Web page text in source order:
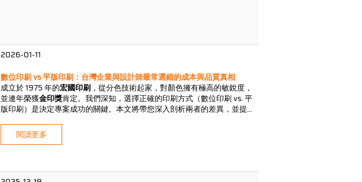
2026-01-11
數位印刷 vs 平版印刷：台灣企業與設計師最常選錯的成本與品質真相
成立於 1975 年的宏國印刷 ，從分色技術起家，對顏色擁有極高的敏銳度，
並連年榮獲金印獎肯定。我們深知，選擇正確的印刷方式（數位印刷 vs. 平
版印刷）是決定專案成功的關鍵。本文將帶您深入剖析兩者的差異，並提
閱讀更多